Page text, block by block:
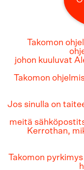
Takomon
johon kuuluvat
Takomon
Jos sinulla on
meitä
Kerrothan,
Takomon